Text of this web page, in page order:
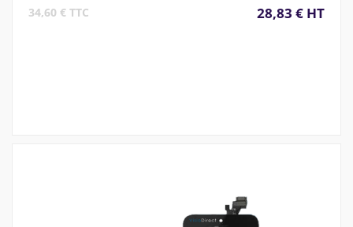
28,83 € HT
34,60 € TTC